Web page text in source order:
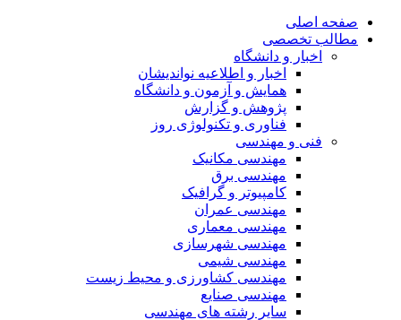
صفحه اصلی
مطالب تخصصی
اخبار و دانشگاه
اخبار و اطلاعیه نواندیشان
همایش و آزمون و دانشگاه
پژوهش و گزارش
فناوری و تکنولوژی روز
فنی و مهندسی
مهندسی مکانیک
مهندسی برق
کامپیوتر و گرافیک
مهندسی عمران
مهندسی معماری
مهندسی شهرسازی
مهندسی شیمی
مهندسی کشاورزی و محیط زیست
مهندسی صنایع
سایر رشته های مهندسی